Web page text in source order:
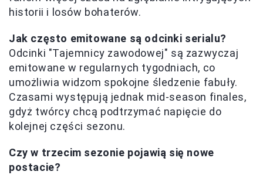
historii i losów bohaterów.
Jak często emitowane są odcinki serialu?
Odcinki "Tajemnicy zawodowej" są zazwyczaj
emitowane w regularnych tygodniach, co
umożliwia widzom spokojne śledzenie fabuły.
Czasami występują jednak mid-season finales,
gdyż twórcy chcą podtrzymać napięcie do
kolejnej części sezonu.
Czy w trzecim sezonie pojawią się nowe
postacie?